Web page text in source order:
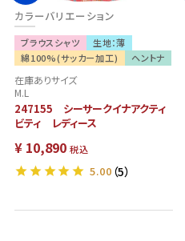
カラーバリエーション
ブラウスシャツ
生地：薄
綿100%(サッカー加工)
ヘントナ
在庫ありサイズ
M.L
247155 シーサークイナアクティ
ビティ レディース
¥ 10,890 税込
5.00 （5）